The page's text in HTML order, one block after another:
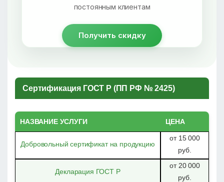
постоянным клиентам
Получить скидку
Сертификация ГОСТ Р (ПП РФ № 2425)
НАЗВАНИЕ УСЛУГИ ЦЕНА
Добровольный сертификат на продукцию
от 15 000
руб.
Декларация ГОСТ Р
от 20 000
руб.